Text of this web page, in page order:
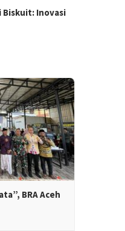
Biskuit: Inovasi
BRA Aceh